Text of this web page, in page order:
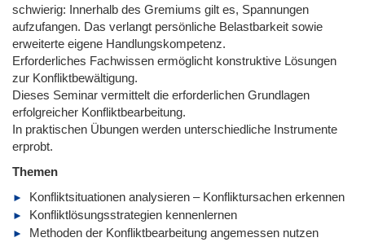
schwierig: Innerhalb des Gremiums gilt es, Spannungen
aufzufangen. Das verlangt persönliche Belastbarkeit sowie
erweiterte eigene Handlungskompetenz.
Erforderliches Fachwissen ermöglicht konstruktive Lösungen
zur Konfliktbewältigung.
Dieses Seminar vermittelt die erforderlichen Grundlagen
erfolgreicher Konfliktbearbeitung.
In praktischen Übungen werden unterschiedliche Instrumente
erprobt.
Themen
Konfliktsituationen analysieren – Konfliktursachen erkennen
Konfliktlösungsstrategien kennenlernen
Methoden der Konfliktbearbeitung angemessen nutzen